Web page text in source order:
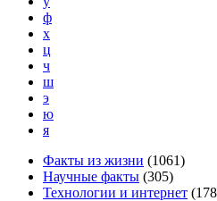
ф
х
ц
ч
ш
э
ю
я
Факты из жизни (1061)
Научные факты (305)
Технологии и интернет (178